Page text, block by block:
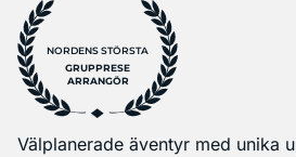
NORDENS STÖRSTA
GRUPPRESE
ARRANGÖR
Välplanerade äventyr med unika